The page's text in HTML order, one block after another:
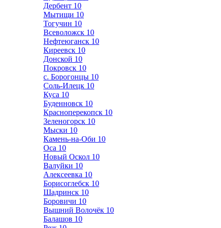
Дербент 10
Мытищи 10
Тогучин 10
Всеволожск 10
Нефтеюганск 10
Киреевск 10
Донской 10
Покровск 10
с. Борогонцы 10
Соль-Илецк 10
Куса 10
Буденновск 10
Красноперекопск 10
Зеленогорск 10
Мыски 10
Камень-на-Оби 10
Оса 10
Новый Оскол 10
Валуйки 10
Алексеевка 10
Борисоглебск 10
Шадринск 10
Боровичи 10
Вышний Волочёк 10
Балашов 10